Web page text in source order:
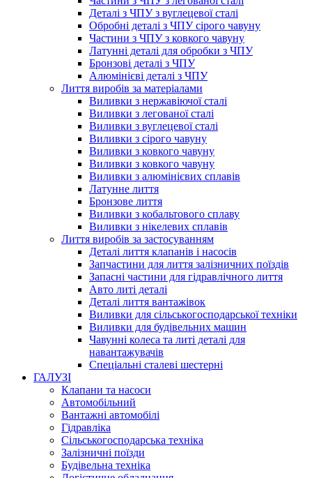
Деталі з ЧПУ з вуглецевої сталі
Обробні деталі з ЧПУ сірого чавуну
Частини з ЧПУ з ковкого чавуну
Латунні деталі для обробки з ЧПУ
Бронзові деталі з ЧПУ
Алюмінієві деталі з ЧПУ
Лиття виробів за матеріалами
Виливки з нержавіючої сталі
Виливки з легованої сталі
Виливки з вуглецевої сталі
Виливки з сірого чавуну
Виливки з ковкого чавуну
Виливки з ковкого чавуну
Виливки з алюмінієвих сплавів
Латунне лиття
Бронзове лиття
Виливки з кобальтового сплаву
Виливки з нікелевих сплавів
Лиття виробів за застосуванням
Деталі лиття клапанів і насосів
Запчастини для лиття залізничних поїздів
Запасні частини для гідравлічного лиття
Авто литі деталі
Деталі лиття вантажівок
Виливки для сільськогосподарської техніки
Виливки для будівельних машин
Чавунні колеса та литі деталі для
навантажувачів
Спеціальні сталеві шестерні
ГАЛУЗІ
Клапани та насоси
Автомобільний
Вантажні автомобілі
Гідравліка
Сільськогосподарська техніка
Залізничні поїзди
Будівельна техніка